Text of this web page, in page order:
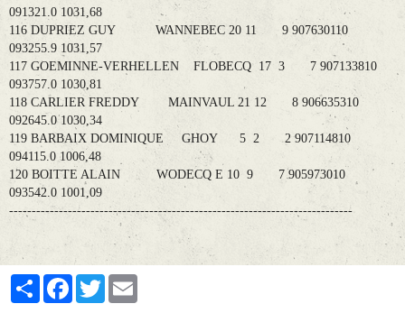
091321.0 1031,68
116 DUPRIEZ GUY WANNEBEC 20 11 9 907630110
093255.9 1031,57
117 GOEMINNE-VERHELLEN FLOBECQ 17 3 7 907133810
093757.0 1030,81
118 CARLIER FREDDY MAINVAUL 21 12 8 906635310
092645.0 1030,34
119 BARBAIX DOMINIQUE GHOY 5 2 2 907114810
094115.0 1006,48
120 BOITTE ALAIN WODECQ E 10 9 7 905973010
093542.0 1001,09
----------------------------------------------------------------------------
PartagerFacebookTwitter